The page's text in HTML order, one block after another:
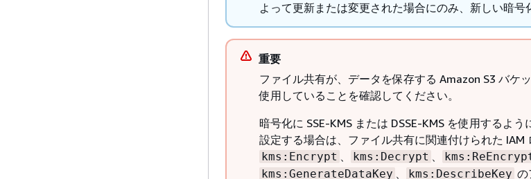
よって更新または変更された場合にのみ、新しい暗号
重要
ファイル共有が、データを保存する Amazon S3 バケ
使用していることを確認してください。
暗号化に SSE-KMS または DSSE-KMS を使用するよ
設定する場合は、ファイル共有に関連付けられた IAM
kms:Encrypt 、 kms:Decrypt 、
kms:GenerateDataKey 、 kms:DescribeKey の